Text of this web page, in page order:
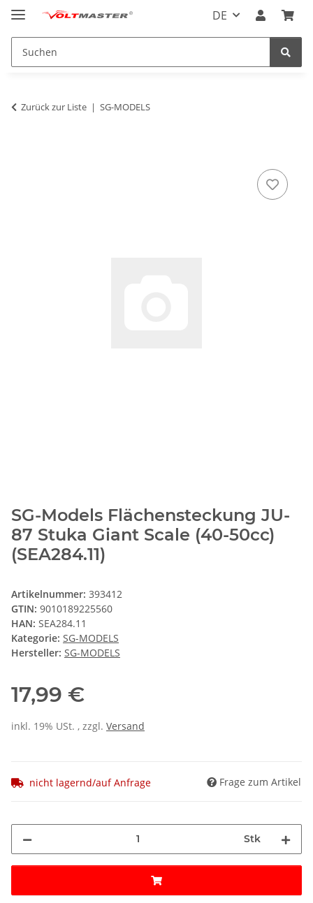
DE
Zurück zur Liste SG-MODELS
SG-Models Flächensteckung JU-
87 Stuka Giant Scale (40-50cc)
(SEA284.11)
Artikelnummer: 393412
GTIN: 9010189225560
HAN: SEA284.11
Kategorie: SG-MODELS
Hersteller: SG-MODELS
17,99 €
inkl. 19% USt. , zzgl. Versand
nicht lagernd/auf Anfrage Frage zum Artikel
Stk